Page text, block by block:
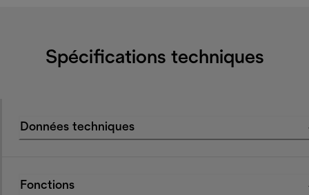
Spécifications techniques
Données techniques
Fonctions